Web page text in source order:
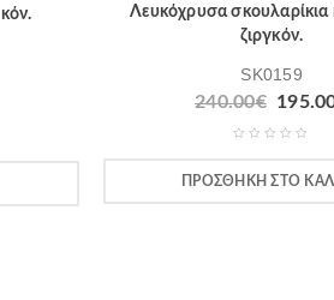
Λευκόχρυσα σκουλαρίκια
ζιργκόν.
SK0159
240.00€
ΠΡΟΣΘΉΚΗ ΣΤΟ